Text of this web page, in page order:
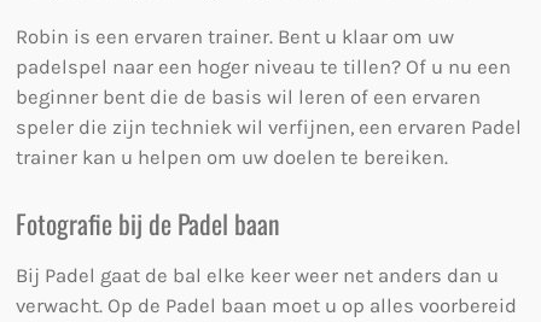
Robin is een ervaren trainer. Bent u klaar om uw
padelspel naar een hoger niveau te tillen? Of u nu een
beginner bent die de basis wil leren of een ervaren
speler die zijn techniek wil verfijnen, een ervaren Padel
trainer kan u helpen om uw doelen te bereiken.
Fotografie bij de Padel baan
Bij Padel gaat de bal elke keer weer net anders dan u
verwacht. Op de Padel baan moet u op alles voorbereid